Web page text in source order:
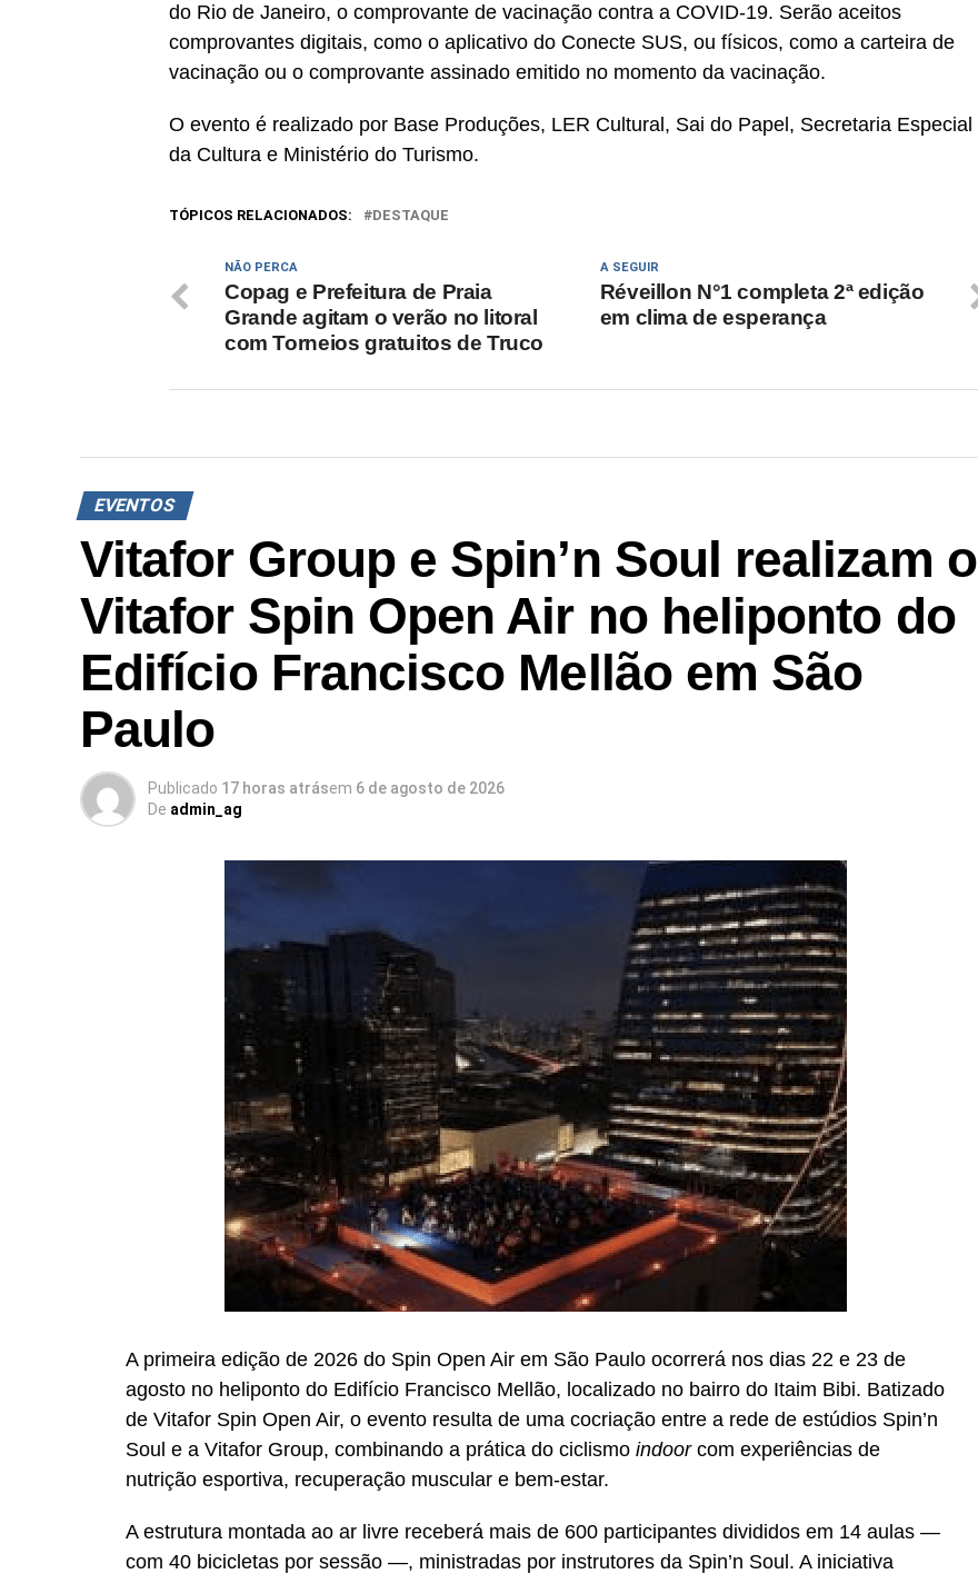
do Rio de Janeiro, o comprovante de vacinação contra a COVID-19. Serão aceitos
comprovantes digitais, como o aplicativo do Conecte SUS, ou físicos, como a carteira de
vacinação ou o comprovante assinado emitido no momento da vacinação.
O evento é realizado por Base Produções, LER Cultural, Sai do Papel, Secretaria Especial
da Cultura e Ministério do Turismo.
TÓPICOS RELACIONADOS: DESTAQUE
A SEGUIR
Réveillon N°1 completa 2ª edição
em clima de esperança
NÃO PERCA
Copag e Prefeitura de Praia
Grande agitam o verão no litoral
com Torneios gratuitos de Truco
EVENTOS
Vitafor Group e Spin’n Soul realizam o
Vitafor Spin Open Air no heliponto do
Edifício Francisco Mellão em São
Paulo
Publicado 17 horas atrásem 6 de agosto de 2026
De admin_ag
A primeira edição de 2026 do Spin Open Air em São Paulo ocorrerá nos dias 22 e 23 de
agosto no heliponto do Edifício Francisco Mellão, localizado no bairro do Itaim Bibi. Batizado
de Vitafor Spin Open Air, o evento resulta de uma cocriação entre a rede de estúdios Spin’n
Soul e a Vitafor Group, combinando a prática do ciclismo indoorcom experiências de
nutrição esportiva, recuperação muscular e bem-estar.
A estrutura montada ao ar livre receberá mais de 600 participantes divididos em 14 aulas —
com 40 bicicletas por sessão —, ministradas por instrutores da Spin’n Soul. A iniciativa